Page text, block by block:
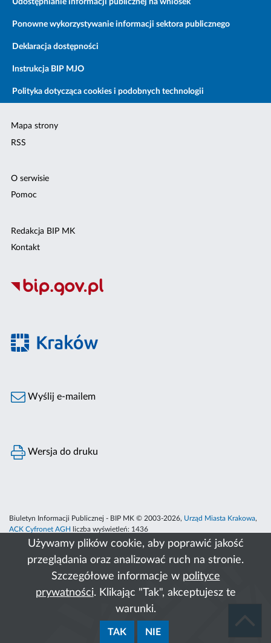
Używamy plików cookie, aby poprawić jakość
przeglądania oraz analizować ruch na stronie.
Szczegółowe informacje w polityce
prywatności. Klikając "Tak", akceptujesz te
warunki.
TAK NIE
Udostępnianie informacji publicznej na wniosek
Ponowne wykorzystywanie informacji sektora publicznego
Deklaracja dostępności
Instrukcja BIP MJO
Polityka dotycząca cookies i podobnych technologii
Mapa strony
RSS
O serwisie
Pomoc
Redakcja BIP MK
Kontakt
Wyślij e-mailem
Wersja do druku
Biuletyn Informacji Publicznej - BIP MK © 2003-2026, Urząd Miasta Krakowa,
ACK Cyfronet AGH
liczba wyświetleń: 1436